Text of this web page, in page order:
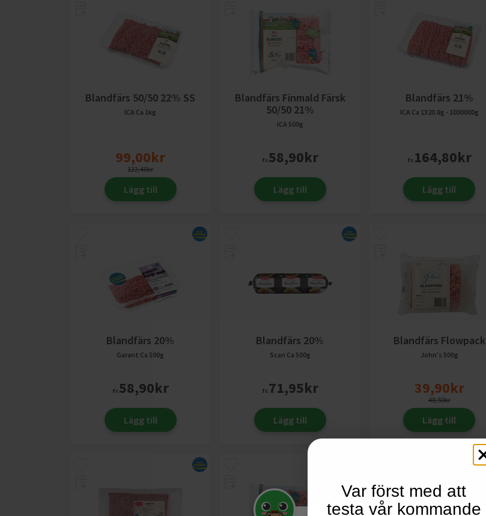
Blandfärs 50/50 22% SS
ICA Ca 1kg
99,00kr
122,40kr
Lägg till
Blandfärs Finmald Färsk
50/50 21%
ICA 500g
fr.58,90kr
Lägg till
Blandfärs 21%
ICA Ca 1320.8g - 1000000g
fr. 164,80kr
Lägg till
Blandfärs 20%
Garant Ca 500g
fr.58,90kr
Lägg till
Blandfärs 20%
Scan Ca 500g
fr.71,95kr
Lägg till
Blandfärs Flowpack
John's 500g
39,90kr
48,50kr
Lägg till
Var först med att
testa vår kommande